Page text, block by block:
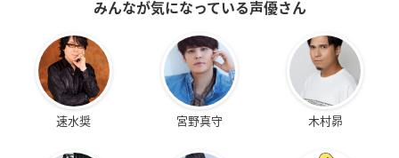
みんなが気になっている声優さん
速水奨 宮野真守 木村昴